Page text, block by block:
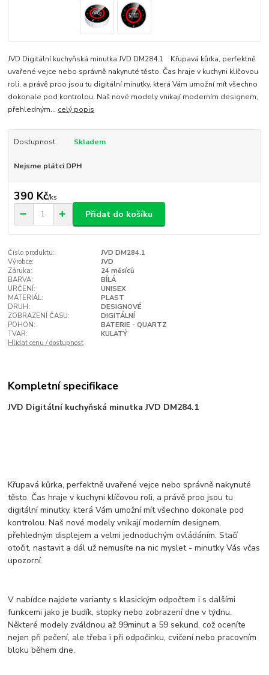
JVD Digitální kuchyňská minutka JVD DM284.1 Křupavá kůrka, perfektně
uvařené vejce nebo správně nakynuté těsto. Čas hraje v kuchyni klíčovou
roli, a právě proo jsou tu digitální minutky, která Vám umožní mít všechno
dokonale pod kontrolou. Naš nové modely vnikají moderním designem,
přehledným... celý popis
Dostupnost Skladem
Nejsme plátci DPH
390 Kč/ks
Přidat do košíku
Číslo produktu:
JVD DM284.1
Výrobce:
JVD
Záruka:
24 měsíců
BARVA:
BÍLÁ
URČENÍ:
UNISEX
MATERIÁL:
PLAST
DRUH:
DESIGNOVÉ
ZOBRAZENÍ ČASU:
DIGITÁLNÍ
POHON:
BATERIE - QUARTZ
TVAR:
KULATÝ
Hlídat cenu / dostupnost
Kompletní specifikace
JVD Digitální kuchyňská minutka JVD DM284.1
Křupavá kůrka, perfektně uvařené vejce nebo správně nakynuté
těsto. Čas hraje v kuchyni klíčovou roli, a právě proo jsou tu
digitální minutky, která Vám umožní mít všechno dokonale pod
kontrolou. Naš nové modely vnikají moderním designem,
přehledným displejem a velmi jednoduchým ovládáním. Stačí
otočit, nastavit a dál už nemusíte na nic myslet - minutky Vás včas
upozorní.
V nabídce najdete varianty s klasickým odpočtem i s dalšími
funkcemi jako je budík, stopky nebo zobrazení dne v týdnu.
Některé modely zváldnou až 99minut a 59 sekund, což oceníte
nejen při pečení, ale třeba i při odpočinku, cvičení nebo pracovním
bloku během dne.